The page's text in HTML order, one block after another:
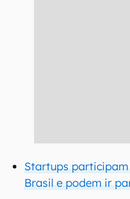
Startups
Brasil e podem ir